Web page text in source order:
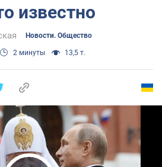
известно
Новости. Общество
2 минуты 13,5 т.